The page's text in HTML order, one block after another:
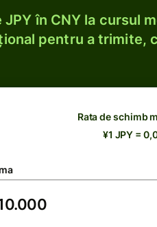
în CNY la cursul
pentru a trimite,
Rata de schimb
¥1 JPY =